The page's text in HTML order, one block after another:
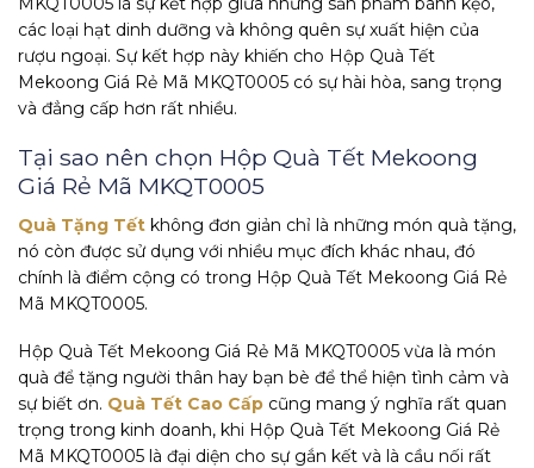
các loại hạt dinh dưỡng và không quên sự xuất hiện của
rượu ngoại. Sự kết hợp này khiến cho Hộp Quà Tết
Mekoong Giá Rẻ Mã MKQT0005 có sự hài hòa, sang trọng
và đẳng cấp hơn rất nhiều.
Tại sao nên chọn Hộp Quà Tết Mekoong
Giá Rẻ Mã MKQT0005
Quà Tặng Tết không đơn giản chỉ là những món quà tặng,
nó còn được sử dụng với nhiều mục đích khác nhau, đó
chính là điểm cộng có trong Hộp Quà Tết Mekoong Giá Rẻ
Mã MKQT0005.
Hộp Quà Tết Mekoong Giá Rẻ Mã MKQT0005 vừa là món
quà để tặng người thân hay bạn bè để thể hiện tình cảm và
sự biết ơn. Quà Tết Cao Cấp cũng mang ý nghĩa rất quan
trọng trong kinh doanh, khi Hộp Quà Tết Mekoong Giá Rẻ
Mã MKQT0005 là đại diện cho sự gắn kết và là cầu nối rất